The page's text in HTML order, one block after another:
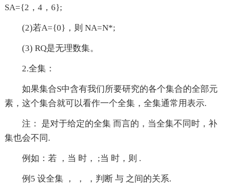
SA={2，4，6};
(2)若A={0}，则 NA=N*;
(3) RQ是无理数集。
2.全集：
如果集合S中含有我们所要研究的各个集合的全部元
素，这个集合就可以看作一个全集，全集通常用表示.
注： 是对于给定的全集 而言的，当全集不同时，补
集也会不同.
例如：若 ，当 时， ;当 时，则 .
例5 设全集 ， ， ，判断 与 之间的关系.